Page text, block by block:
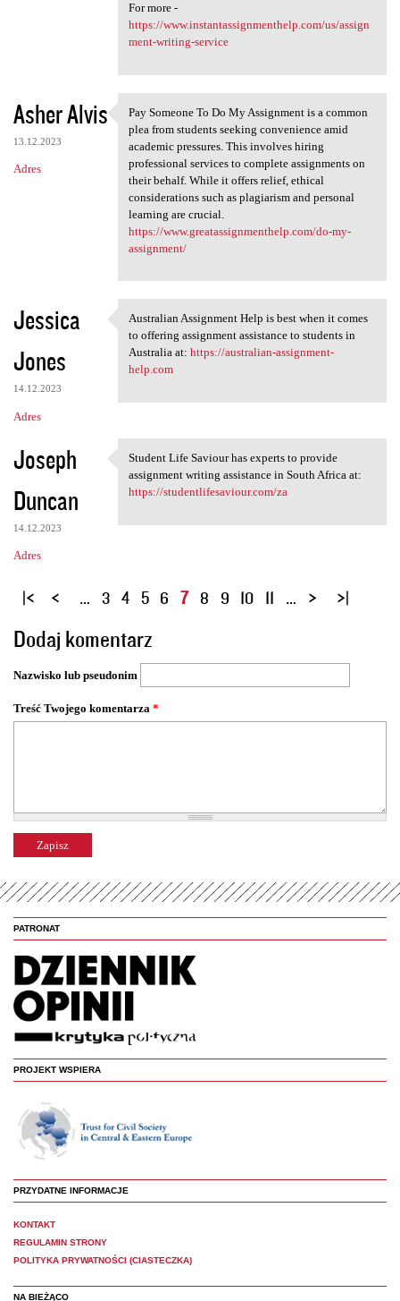
For more -
https://www.instantassignmenthelp.com/us/assign
ment-writing-service
Asher Alvis
13.12.2023
Adres
Pay Someone To Do My
Pay Someone To Do My Assignment is a common
plea from students seeking convenience amid
academic pressures. This involves hiring
professional services to complete assignments on
their behalf. While it offers relief, ethical
considerations such as plagiarism and personal
learning are crucial.
https://www.greatassignmenthelp.com/do-my-
assignment/
Jessica
Jones
14.12.2023
Adres
Australian Assignment Help is
Australian Assignment Help is best when it comes
to offering assignment assistance to students in
Australia at: https://australian-assignment-
help.com
Joseph
Duncan
14.12.2023
Adres
Student Life Saviour has
Student Life Saviour has experts to provide
assignment writing assistance in South Africa at:
https://studentlifesaviour.com/za
S
r
o
n
y
… 3 4 5 6 7 8 9 10 11 …
Dodaj komentarz
Nazwisko lub pseudonim
Treść Twojego komentarza *
PATRONAT
PROJEKT WSPIERA
PRZYDATNE INFORMACJE
KONTAKT
REGULAMIN STRONY
POLITYKA PRYWATNOŚCI (CIASTECZKA)
NA BIEŻĄCO